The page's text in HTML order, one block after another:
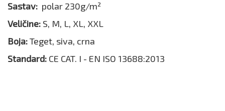
Sastav: polar 230g/m²
Veličine: S, M, L, XL, XXL
Boja:Teget, siva, crna
Standard: CE CAT. I - EN ISO 13688:2013